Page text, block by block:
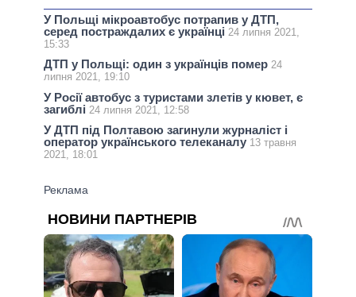
У Польщі мікроавтобус потрапив у ДТП,
серед постраждалих є українці 24 липня 2021,
15:33
ДТП у Польщі: один з українців помер 24
липня 2021, 19:10
У Росії автобус з туристами злетів у кювет, є
загиблі 24 липня 2021, 12:58
У ДТП під Полтавою загинули журналіст і
оператор українського телеканалу 13 травня
2021, 18:01